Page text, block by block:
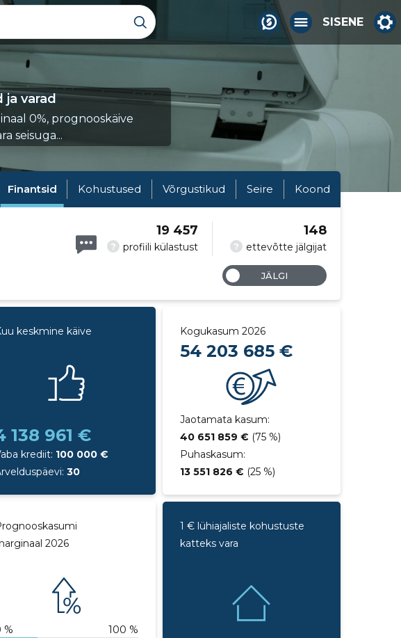
SISENE
ja varad
0%, prognooskäive
seisuga...
Finantsid Kohustused Võrgustikud Seire Koond
? profiili külastust
19 457
? ettevõtte jälgijat
148
JÄLGI
keskmine käive
138 961 €
krediit: 100 000 €
30
Kogukasum 2026
54 203 685 €
Jaotamata kasum:
40 651 859 € (75 %)
Puhaskasum:
13 551 826 € (25 %)
2026
% 100 %
1 € lühiajaliste kohustuste
katteks vara